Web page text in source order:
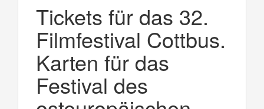
Tickets für das 32.
Filmfestival Cottbus.
Karten für das
Festival des